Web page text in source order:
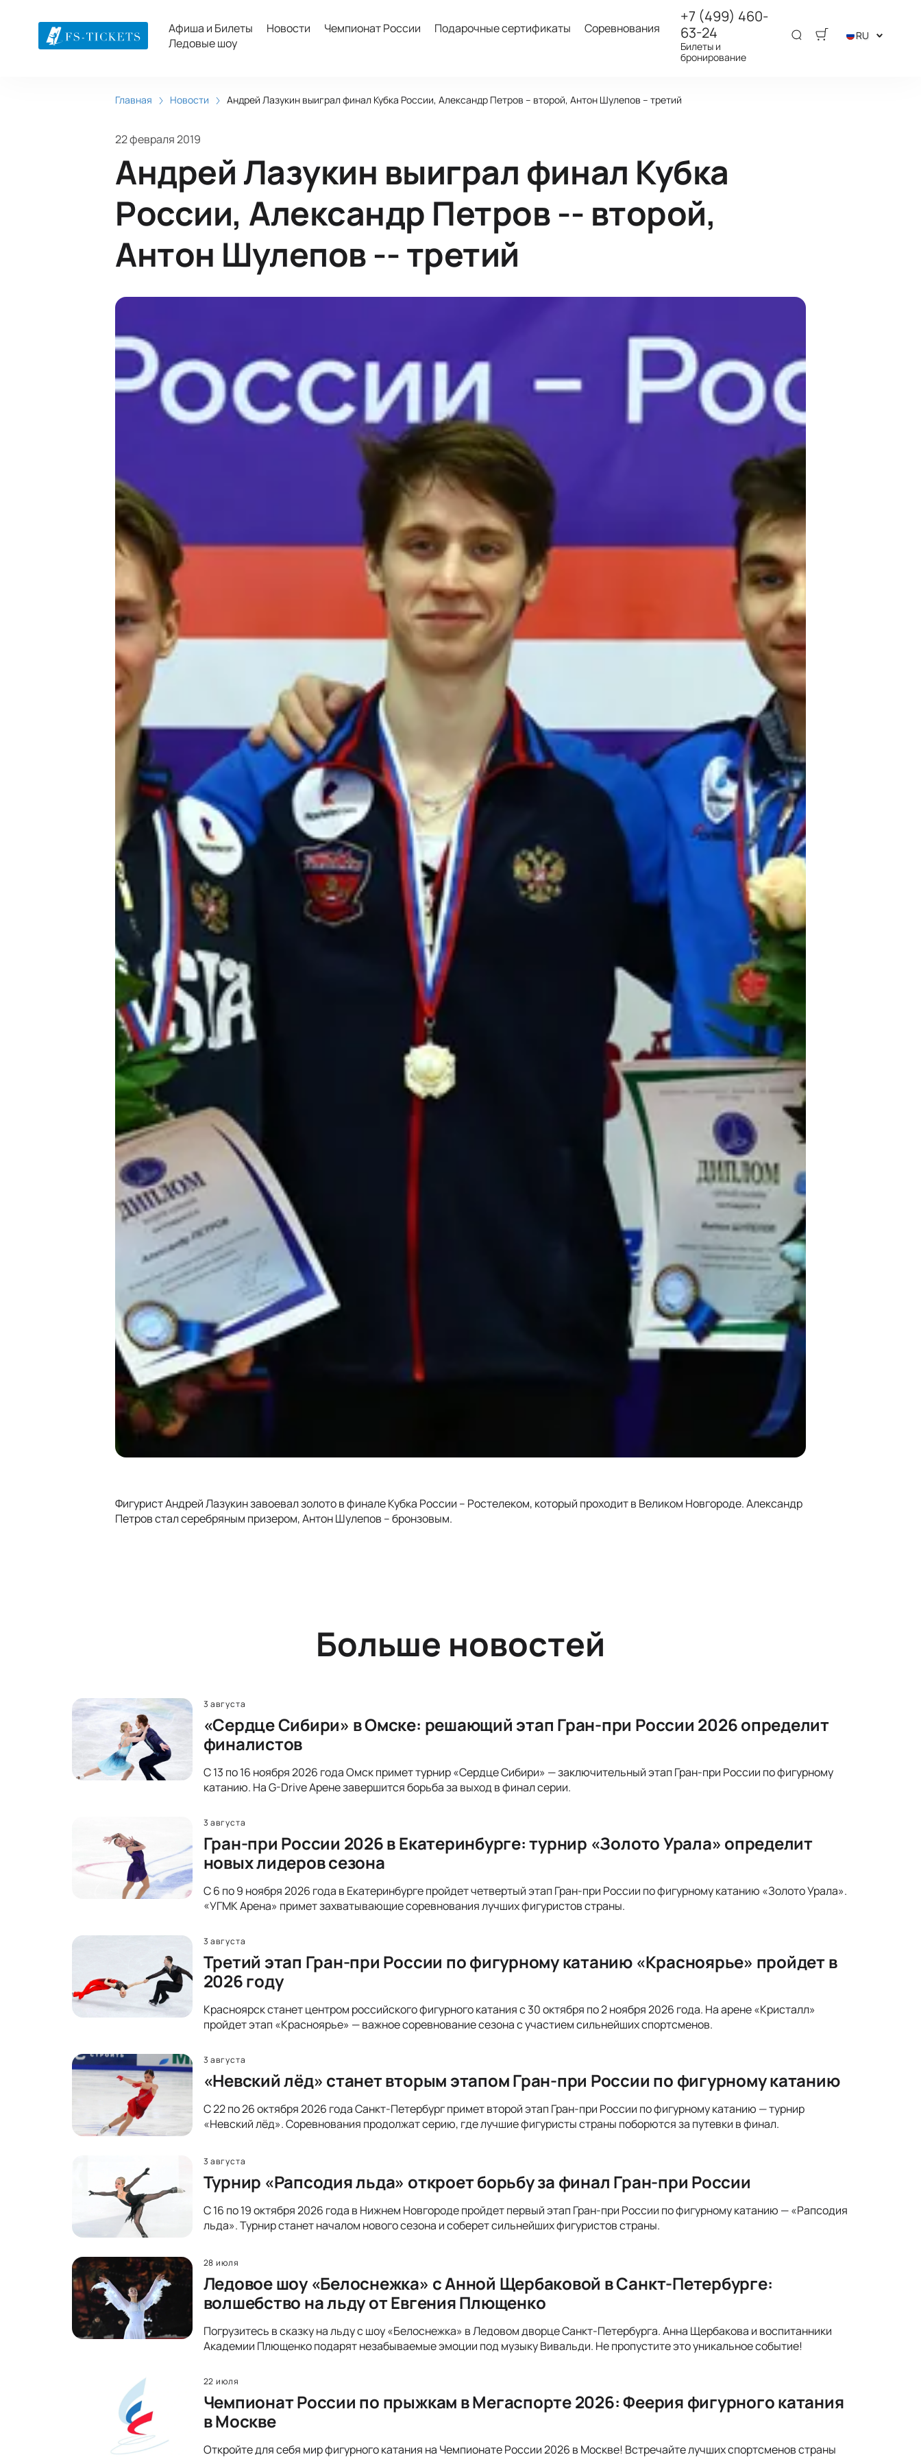
Афиша и Билеты Новости Чемпионат России Подарочные сертификаты
Соревнования
Ледовые шоу
+7 (499) 460-
63-24
Билеты и
бронирование
RU
Главная Новости Андрей Лазукин выиграл финал Кубка России, Александр Петров -- второй, Антон Шулепов -- третий
22 февраля 2019
Андрей Лазукин выиграл финал Кубка
России, Александр Петров -- второй,
Антон Шулепов -- третий
Фигурист Андрей Лазукин завоевал золото в финале Кубка России -- Ростелеком, который проходит в Великом Новгороде. Александр
Петров стал серебряным призером, Антон Шулепов -- бронзовым.
Больше новостей
3 августа
«Сердце Сибири» в Омске: решающий этап Гран-при России 2026 определит
финалистов
С 13 по 16 ноября 2026 года Омск примет турнир «Сердце Сибири» — заключительный этап Гран-при России по фигурному
катанию. На G-Drive Арене завершится борьба за выход в финал серии.
3 августа
Гран-при России 2026 в Екатеринбурге: турнир «Золото Урала» определит
новых лидеров сезона
С 6 по 9 ноября 2026 года в Екатеринбурге пройдет четвертый этап Гран-при России по фигурному катанию «Золото Урала».
«УГМК Арена» примет захватывающие соревнования лучших фигуристов страны.
3 августа
Третий этап Гран-при России по фигурному катанию «Красноярье» пройдет в
2026 году
Красноярск станет центром российского фигурного катания с 30 октября по 2 ноября 2026 года. На арене «Кристалл»
пройдет этап «Красноярье» — важное соревнование сезона с участием сильнейших спортсменов.
3 августа
«Невский лёд» станет вторым этапом Гран-при России по фигурному катанию
С 22 по 26 октября 2026 года Санкт-Петербург примет второй этап Гран-при России по фигурному катанию — турнир
«Невский лёд». Соревнования продолжат серию, где лучшие фигуристы страны поборются за путевки в финал.
3 августа
Турнир «Рапсодия льда» откроет борьбу за финал Гран-при России
С 16 по 19 октября 2026 года в Нижнем Новгороде пройдет первый этап Гран-при России по фигурному катанию — «Рапсодия
льда». Турнир станет началом нового сезона и соберет сильнейших фигуристов страны.
28 июля
Ледовое шоу «Белоснежка» с Анной Щербаковой в Санкт-Петербурге:
волшебство на льду от Евгения Плющенко
Погрузитесь в сказку на льду с шоу «Белоснежка» в Ледовом дворце Санкт-Петербурга. Анна Щербакова и воспитанники
Академии Плющенко подарят незабываемые эмоции под музыку Вивальди. Не пропустите это уникальное событие!
22 июля
Чемпионат России по прыжкам в Мегаспорте 2026: Феерия фигурного катания
в Москве
Откройте для себя мир фигурного катания на Чемпионате России 2026 в Москве! Встречайте лучших спортсменов страны